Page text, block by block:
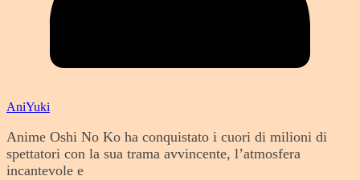
AniYuki
Anime Oshi No Ko ha conquistato i cuori di milioni di
spettatori con la sua trama avvincente, l’atmosfera
incantevole e